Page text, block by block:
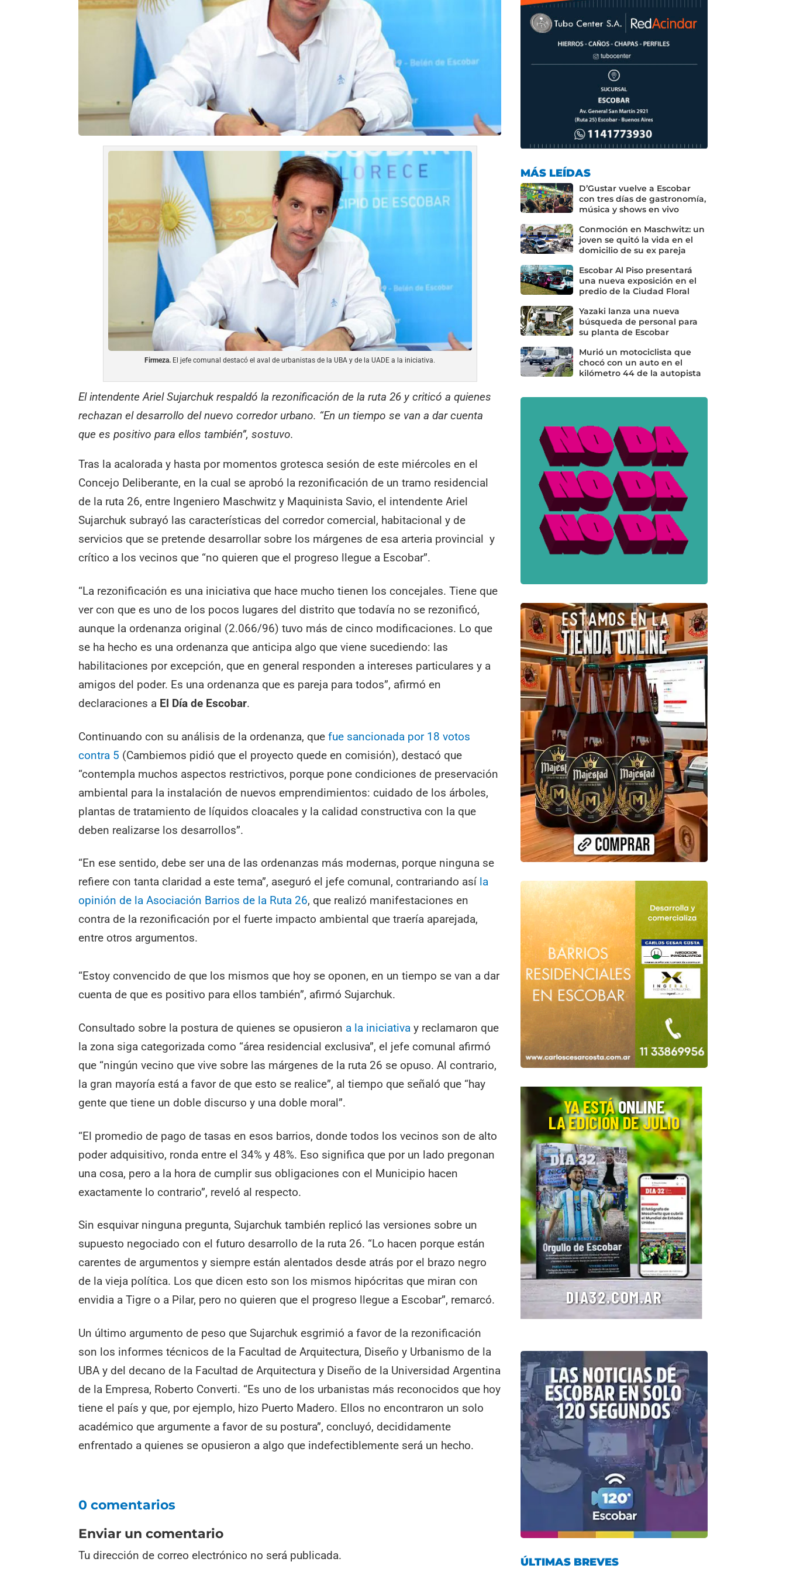
Firmeza. El jefe comunal destacó el aval de urbanistas de la UBA y de la UADE a la iniciativa.
El intendente Ariel Sujarchuk respaldó la rezonificación de la ruta 26 y criticó a quienes
rechazan el desarrollo del nuevo corredor urbano. “En un tiempo se van a dar cuenta
que es positivo para ellos también”, sostuvo.
Tras la acalorada y hasta por momentos grotesca sesión de este miércoles en el
Concejo Deliberante, en la cual se aprobó la rezonificación de un tramo residencial
de la ruta 26, entre Ingeniero Maschwitz y Maquinista Savio, el intendente Ariel
Sujarchuk subrayó las características del corredor comercial, habitacional y de
servicios que se pretende desarrollar sobre los márgenes de esa arteria provincial y
crítico a los vecinos que “no quieren que el progreso llegue a Escobar”.
“La rezonificación es una iniciativa que hace mucho tienen los concejales. Tiene que
ver con que es uno de los pocos lugares del distrito que todavía no se rezonificó,
aunque la ordenanza original (2.066/96) tuvo más de cinco modificaciones. Lo que
se ha hecho es una ordenanza que anticipa algo que viene sucediendo: las
habilitaciones por excepción, que en general responden a intereses particulares y a
amigos del poder. Es una ordenanza que es pareja para todos”, afirmó en
declaraciones a El Día de Escobar.
Continuando con su análisis de la ordenanza, quefue sancionada por 18 votos
contra 5 (Cambiemos pidió que el proyecto quede en comisión), destacó que
“contempla muchos aspectos restrictivos, porque pone condiciones de preservación
ambiental para la instalación de nuevos emprendimientos: cuidado de los árboles,
plantas de tratamiento de líquidos cloacales y la calidad constructiva con la que
deben realizarse los desarrollos”.
“En ese sentido, debe ser una de las ordenanzas más modernas, porque ninguna se
refiere con tanta claridad a este tema”, aseguró el jefe comunal, contrariando así la
opinión de la Asociación Barrios de la Ruta 26, que realizó manifestaciones en
contra de la rezonificación por el fuerte impacto ambiental que traería aparejada,
entre otros argumentos.
“Estoy convencido de que los mismos que hoy se oponen, en un tiempo se van a dar
cuenta de que es positivo para ellos también”, afirmó Sujarchuk.
Consultado sobre la postura de quienes se opusieron a la iniciativa y reclamaron que
la zona siga categorizada como “área residencial exclusiva”, el jefe comunal afirmó
que “ningún vecino que vive sobre las márgenes de la ruta 26 se opuso. Al contrario,
la gran mayoría está a favor de que esto se realice”, al tiempo que señaló que “hay
gente que tiene un doble discurso y una doble moral”.
“El promedio de pago de tasas en esos barrios, donde todos los vecinos son de alto
poder adquisitivo, ronda entre el 34% y 48%. Eso significa que por un lado pregonan
una cosa, pero a la hora de cumplir sus obligaciones con el Municipio hacen
exactamente lo contrario”, reveló al respecto.
Sin esquivar ninguna pregunta, Sujarchuk también replicó las versiones sobre un
supuesto negociado con el futuro desarrollo de la ruta 26. “Lo hacen porque están
carentes de argumentos y siempre están alentados desde atrás por el brazo negro
de la vieja política. Los que dicen esto son los mismos hipócritas que miran con
envidia a Tigre o a Pilar, pero no quieren que el progreso llegue a Escobar”, remarcó.
Un último argumento de peso que Sujarchuk esgrimió a favor de la rezonificación
son los informes técnicos de la Facultad de Arquitectura, Diseño y Urbanismo de la
UBA y del decano de la Facultad de Arquitectura y Diseño de la Universidad Argentina
de la Empresa, Roberto Converti. “Es uno de los urbanistas más reconocidos que hoy
tiene el país y que, por ejemplo, hizo Puerto Madero. Ellos no encontraron un solo
académico que argumente a favor de su postura”, concluyó, decididamente
enfrentado a quienes se opusieron a algo que indefectiblemente será un hecho.
0 comentarios
Enviar un comentario
Tu dirección de correo electrónico no será publicada.
MÁS LEÍDAS
D’Gustar vuelve a Escobar
con tres días de gastronomía,
música y shows en vivo
Conmoción en Maschwitz: un
joven se quitó la vida en el
domicilio de su ex pareja
Escobar Al Piso presentará
una nueva exposición en el
predio de la Ciudad Floral
Yazaki lanza una nueva
búsqueda de personal para
su planta de Escobar
Murió un motociclista que
chocó con un auto en el
kilómetro 44 de la autopista
ÚLTIMAS BREVES